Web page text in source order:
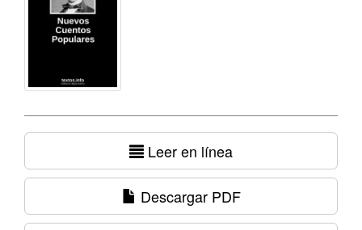
Leer en línea
Descargar PDF